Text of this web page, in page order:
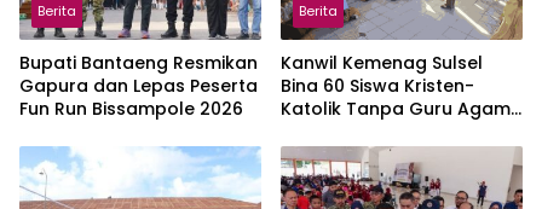
Berita
Bupati Bantaeng Resmikan
Gapura dan Lepas Peserta
Fun Run Bissampole 2026
Berita
Kanwil Kemenag Sulsel
Bina 60 Siswa Kristen-
Katolik Tanpa Guru Agama